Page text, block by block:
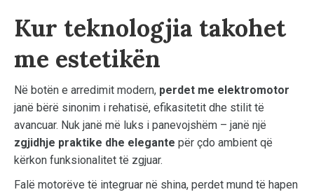
Kur teknologjia takohet
me estetikën
Në botën e arredimit modern, perdet me elektromotor
janë bërë sinonim i rehatisë, efikasitetit dhe stilit të
avancuar. Nuk janë më luks i panevojshëm – janë një
zgjidhje praktike dhe elegante për çdo ambient që
kërkon funksionalitet të zgjuar.
Falë motorëve të integruar në shina, perdet mund të hapen